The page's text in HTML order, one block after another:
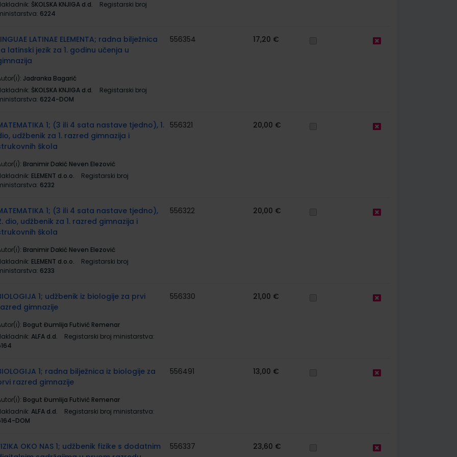
ŠKOLSKA KNJIGA d.d.
Registarski broj
6224
LATINAE ELEMENTA; radna bilježnica
latinski jezik za 1. godinu učenja u
Jadranka Bagarić
ŠKOLSKA KNJIGA d.d.
Registarski broj
6224-DOM
556354 17,20 €
1; (3 ili 4 sata nastave tjedno), 1.
udžbenik za 1. razred gimnazija i
škola
Branimir Dakić Neven Elezović
ELEMENT d.o.o.
Registarski broj
6232
556321 20,00 €
1; (3 ili 4 sata nastave tjedno),
dio, udžbenik za 1. razred gimnazija i
škola
Branimir Dakić Neven Elezović
ELEMENT d.o.o.
Registarski broj
6233
556322 20,00 €
1; udžbenik iz biologije za prvi
gimnazije
Bogut Đumlija Futivić Remenar
ALFA d.d.
Registarski broj ministarstva:
556330 21,00 €
1; radna bilježnica iz biologije za
razred gimnazije
Bogut Đumlija Futivić Remenar
ALFA d.d.
Registarski broj ministarstva:
DOM
556491 13,00 €
OKO NAS 1; udžbenik fizike s dodatnim
556337 23,60 €